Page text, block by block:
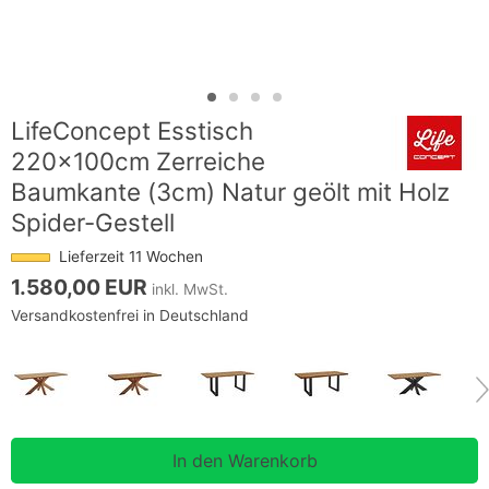
LifeConcept Esstisch
220x100cm Zerreiche
Baumkante (3cm) Natur geölt mit Holz
Spider-Gestell
Lieferzeit 11 Wochen
1.580,00 EUR inkl. MwSt.
Versandkostenfrei in Deutschland